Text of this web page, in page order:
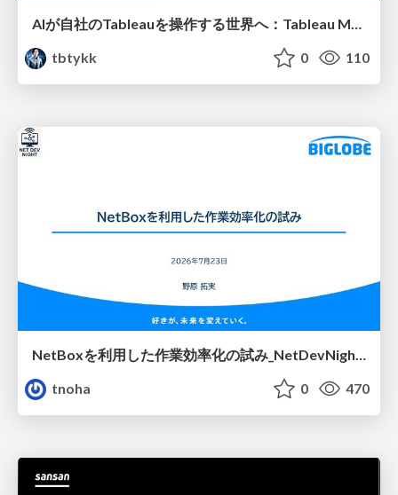
AIが自社のTableauを操作する世界へ：Tableau MCP超入門
tbtykk
0 110
tnoha
0 470